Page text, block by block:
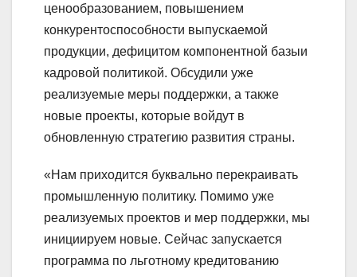
ценообразованием, повышением
конкурентоспособности выпускаемой
продукции, дефицитом компонентной базыи
кадровой политикой. Обсудили уже
реализуемые меры поддержки, а также
новые проекты, которые войдут в
обновленную стратегию развития страны.
«Нам приходится буквально перекраивать
промышленную политику. Помимо уже
реализуемых проектов и мер поддержки, мы
инициируем новые. Сейчас запускается
программа по льготному кредитованию